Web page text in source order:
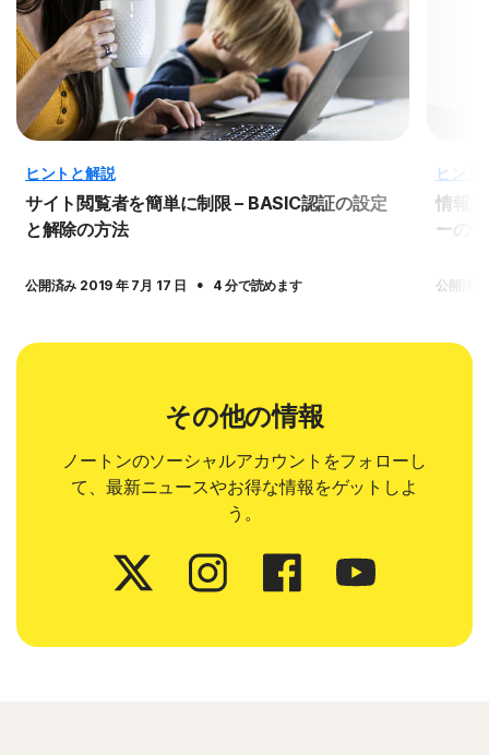
ヒントと解説
サイト閲覧者を簡単に制限 – BASIC認証の設定
と解除の方法
公開済み 2019 年 7月 17 日 · 4 分で読めます
ヒント
情報
ーの
公開済
その他の情報
ノートンのソーシャルアカウントをフォローし
て、最新ニュースやお得な情報をゲットしよ
う。